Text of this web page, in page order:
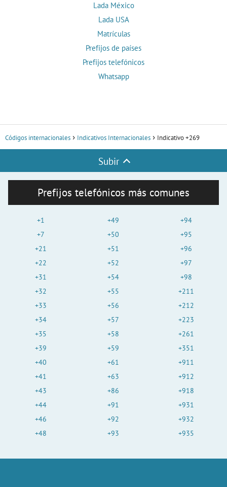
Lada México
Lada USA
Matrículas
Prefijos de países
Prefijos telefónicos
Whatsapp
Códigos internacionales Indicativos Internacionales Indicativo +269
Subir
Prefijos telefónicos más comunes
+1
+7
+21
+22
+31
+32
+33
+34
+35
+39
+40
+41
+43
+44
+46
+48
+49
+50
+51
+52
+54
+55
+56
+57
+58
+59
+61
+63
+86
+91
+92
+93
+94
+95
+96
+97
+98
+211
+212
+223
+261
+351
+911
+912
+918
+931
+932
+935